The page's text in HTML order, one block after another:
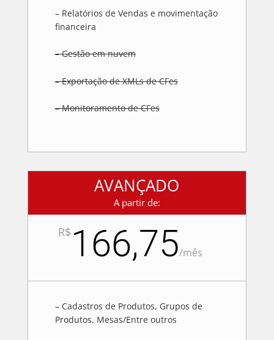
– Relatórios de Vendas e movimentação
financeira
– Gestão em nuvem
– Exportação de XMLs de CFes
– Monitoramento de CFes
AVANÇADO
A partir de:
R$ 166,75/mês
– Cadastros de Produtos, Grupos de
Produtos, Mesas/Entre outros